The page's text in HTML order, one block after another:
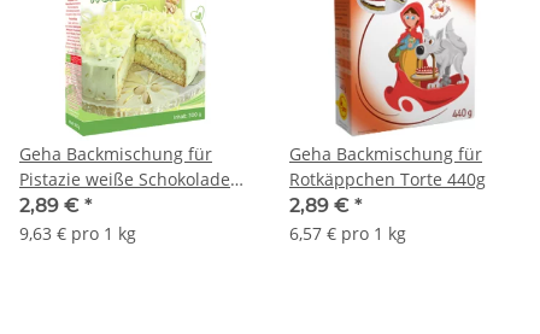
Geha Backmischung für
Pistazie weiße Schokolade
Kuchen 300g
2,89 € *
9,63 € pro 1 kg
Geha Backmischung für
Rotkäppchen Torte 440g
2,89 € *
6,57 € pro 1 kg